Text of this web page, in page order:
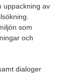
uppackning av
som
och
dialoger